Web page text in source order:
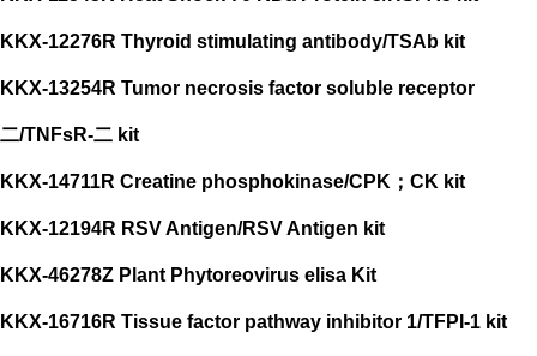
KKX-12276R Thyroid stimulating antibody/TSAb kit
KKX-13254R Tumor necrosis factor soluble receptor
二/TNFsR-二 kit
KKX-14711R Creatine phosphokinase/CPK；CK kit
KKX-12194R RSV Antigen/RSV Antigen kit
KKX-46278Z Plant Phytoreovirus elisa Kit
KKX-16716R Tissue factor pathway inhibitor 1/TFPI-1 kit